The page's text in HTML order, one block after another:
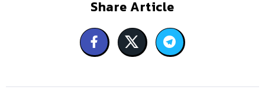
Share Article